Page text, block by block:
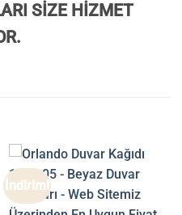
SİZE HİZMET
İndirim!